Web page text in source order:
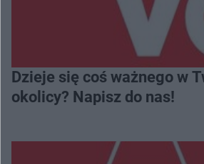
Dzieje się coś ważnego w
okolicy? Napisz do nas!